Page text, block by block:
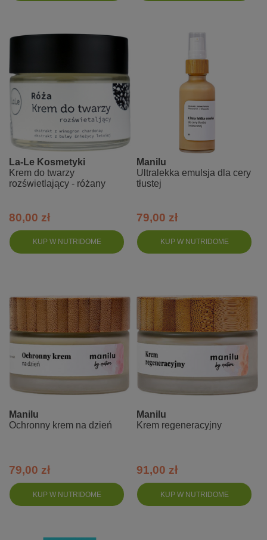
KUP W NUTRIDOME
La-Le Kosmetyki
Krem do twarzy
rozświetlający - różany
80,00 zł
KUP W NUTRIDOME
Manilu
Ultralekka emulsja dla cery
tłustej
79,00 zł
KUP W NUTRIDOME
Manilu
Ochronny krem na dzień
79,00 zł
KUP W NUTRIDOME
Manilu
Krem regeneracyjny
91,00 zł